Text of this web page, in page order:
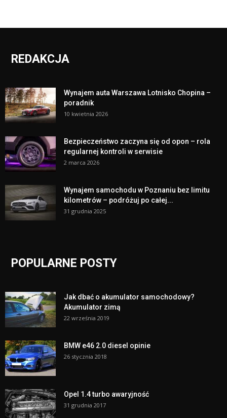
REDAKCJA
Wynajem auta Warszawa Lotnisko Chopina –
poradnik
10 kwietnia 2026
Bezpieczeństwo zaczyna się od opon – rola
regularnej kontroli w serwisie
2 marca 2026
Wynajem samochodu w Poznaniu bez limitu
kilometrów – podróżuj po całej...
31 grudnia 2025
POPULARNE POSTY
Jak dbać o akumulator samochodowy?
Akumulator zimą
22 września 2019
BMW e46 2.0 diesel opinie
26 stycznia 2018
Opel 1.4 turbo awaryjność
31 grudnia 2017